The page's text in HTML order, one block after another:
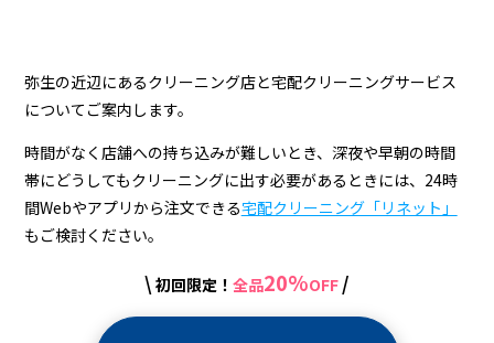
店
＆
宅
配
ク
弥生の近辺にあるクリーニング店と宅配クリーニングサービス
についてご案内します。
時間がなく店舗への持ち込みが難しいとき、深夜や早朝の時間
帯にどうしてもクリーニングに出す必要があるときには、24時
間Webやアプリから注文できる宅配クリーニング「リネット」
もご検討ください。
\ 初回限定！ 全品20%OFF /